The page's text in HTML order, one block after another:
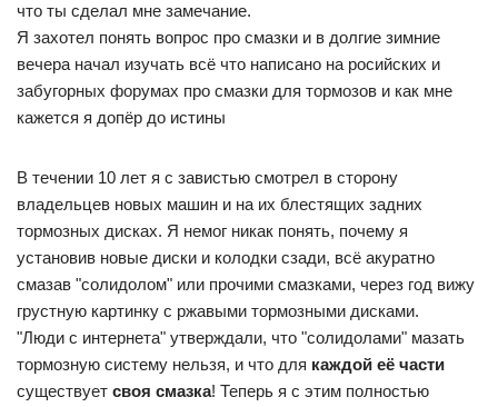
что ты сделал мне замечание.
Я захотел понять вопрос про смазки и в долгие зимние
вечера начал изучать всё что написано на росийских и
забугорных форумах про смазки для тормозов и как мне
кажется я допёр до истины
В течении 10 лет я с завистью смотрел в сторону
владельцев новых машин и на их блестящих задних
тормозных дисках. Я немог никак понять, почему я
установив новые диски и колодки сзади, всё акуратно
смазав "солидолом" или прочими смазками, через год вижу
грустную картинку с ржавыми тормозными дисками.
"Люди с интернета" утверждали, что "солидолами" мазать
тормозную систему нельзя, и что для каждой её части
существует своя смазка! Теперь я с этим полностью